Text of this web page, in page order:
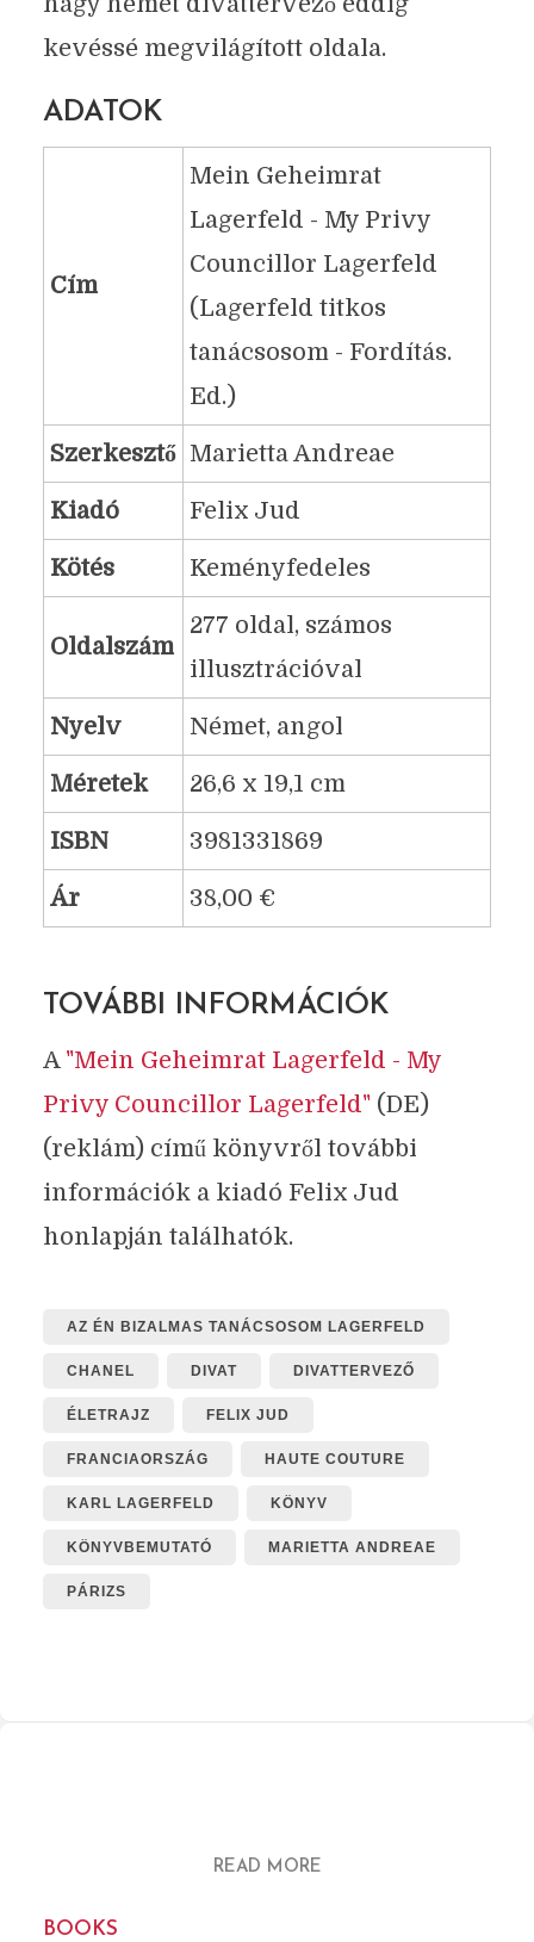
kevéssé megvilágított oldala.
ADATOK
Cím
Mein Geheimrat
Lagerfeld - My Privy
Councillor Lagerfeld
(Lagerfeld titkos
tanácsosom - Fordítás.
Ed.)
Szerkesztő Marietta Andreae
Kiadó Felix Jud
Kötés Keményfedeles
Oldalszám
277 oldal, számos
illusztrációval
Nyelv Német, angol
Méretek 26,6 x 19,1 cm
ISBN 3981331869
Ár 38,00 €
TOVÁBBI INFORMÁCIÓK
A "Mein Geheimrat Lagerfeld - My
Privy Councillor Lagerfeld"(DE)
(reklám) című könyvről további
információk a kiadó Felix Jud
honlapján találhatók.
AZ ÉN BIZALMAS TANÁCSOSOM LAGERFELD
CHANEL DIVAT DIVATTERVEZŐ
ÉLETRAJZ FELIX JUD
FRANCIAORSZÁG HAUTE COUTURE
KARL LAGERFELD KÖNYV
KÖNYVBEMUTATÓ MARIETTA ANDREAE
PÁRIZS
READ MORE
BOOKS